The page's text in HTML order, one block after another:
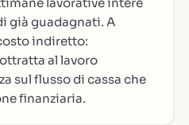
già guadagnati. A
indiretto:
al lavoro
sul flusso di cassa che
finanziaria.